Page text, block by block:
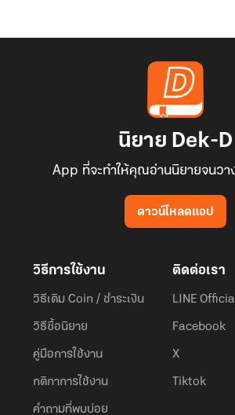
นิยาย Dek-D
App ที่จะทำให้คุณอ่านนิยายจนวา
ดาวน์โหลดแอป
วิธีการใช้งาน
วิธีเติม Coin / ชำระเงิน
วิธีซื้อนิยาย
คู่มือการใช้งาน
กติกาการใช้งาน
คำถามที่พบบ่อย
ติดต่อเรา
LINE
Facebook
X
Tiktok